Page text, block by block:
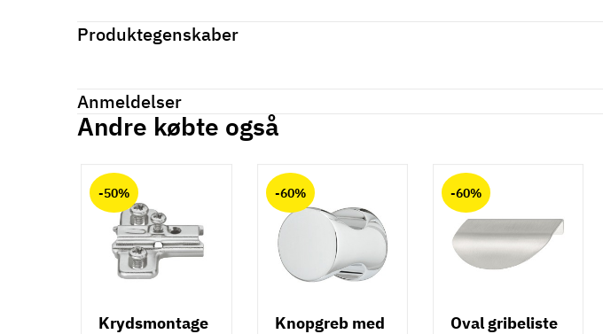
Produktegenskaber
Tilstand Ny
Anmeldelser
Andre købte også
-50%
Krydsmontage
-60%
Knopgreb med
-60%
Oval gribeliste